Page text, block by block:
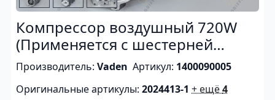
Компрессор воздушный 720W
(Применяется с шестерней
2022257)
Производитель: Vaden Артикул: 1400090005
Оригинальные артикулы: 2024413-1 + ещё4